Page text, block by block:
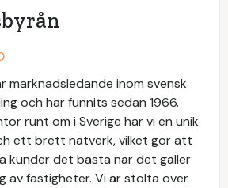
marknadsledande inom svensk
och har funnits sedan 1966.
runt om i Sverige har vi en unik
ett brett nätverk, vilket gör att
kunder det bästa när det gäller
av fastigheter. Vi är stolta över